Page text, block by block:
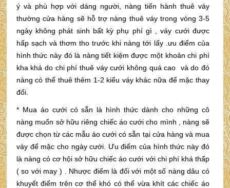
ý và phù hợp với dáng người, nàng tiến hành thuê váy
thường cửa hàng sẽ hỗ trợ nàng thuê váy trong vòng 3-5
ngày không phát sinh bất kỳ phụ phí gì , váy cưới được
hấp sạch và thơm tho trước khi nàng tới lấy .ưu điểm của
hình thức này đó là nàng tiết kiệm được một khoản chi phí
kha khá do chi phí thuê váy cưới không quá cao và do đó
nàng có thể thuê thêm 1-2 kiểu váy khác nữa để mặc thay
đổi.
* Mua áo cưới có sẵn là hình thức dành cho những cô
nàng muốn sở hữu riêng chiếc áo cưới cho mình , nàng sẽ
được chọn từ các mẫu áo cưới có sẵn tại cửa hàng và mua
váy để mặc cho ngày cưới. Ưu điểm của hình thức này đó
là nàng có cơ hội sở hữu chiếc áo cưới với chi phí khá thấp
( so với may ) . Nhược điểm là đối với một số nàng dâu có
khuyết điểm trên cơ thể khó có thể vừa khít các chiếc áo